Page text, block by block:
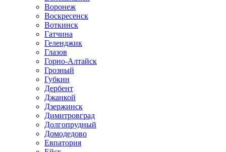
Воронеж
Воскресенск
Воткинск
Гатчина
Геленджик
Глазов
Горно-Алтайск
Грозный
Губкин
Дербент
Джанкой
Дзержинск
Димитровград
Долгопрудный
Домодедово
Евпатория